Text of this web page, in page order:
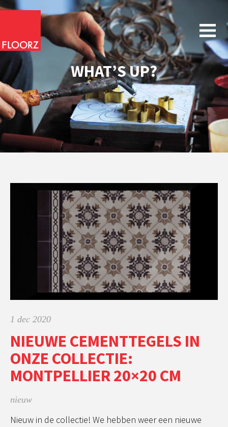
WHAT’S UP?
1 dec 2020
NIEUWE CEMENTTEGELS IN
ONZE COLLECTIE:
MONTPELLIER 20×20 CM
nieuw
Nieuw in de collectie! We hebben weer een nieuwe